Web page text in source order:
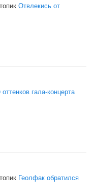
Отвлекись от
оттенков гала-концерта
Геолфак обратился